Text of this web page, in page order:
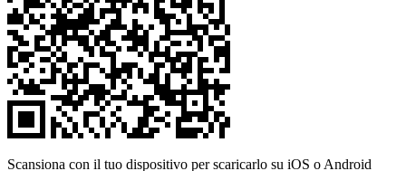
Scansiona con il tuo dispositivo per scaricarlo su iOS o Android